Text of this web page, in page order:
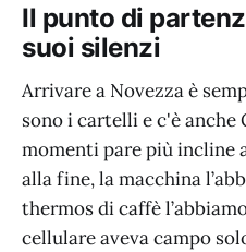
Il punto di
suoi silenzi
Arrivare a Novezza è
sono i cartelli e c'è anche
momenti pare più incline
alla fine, la macchina
thermos di caffè
cellulare aveva campo